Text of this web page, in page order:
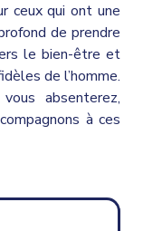
ceux qui ont une
de prendre
le bien-être et
de l’homme.
absenterez,
à ces